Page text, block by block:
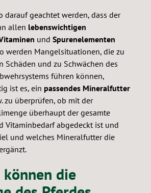
darauf geachtet werden, dass der
allen lebenswichtigen
und Spurenelementen
werden Mangelsituationen, die zu
Schäden und zu Schwächen des
führen können,
ist es, ein passendes Mineralfutter
zu überprüfen, ob mit der
überhaupt der gesamte
Vitaminbedarf abgedeckt ist und
und welches Mineralfutter die
die